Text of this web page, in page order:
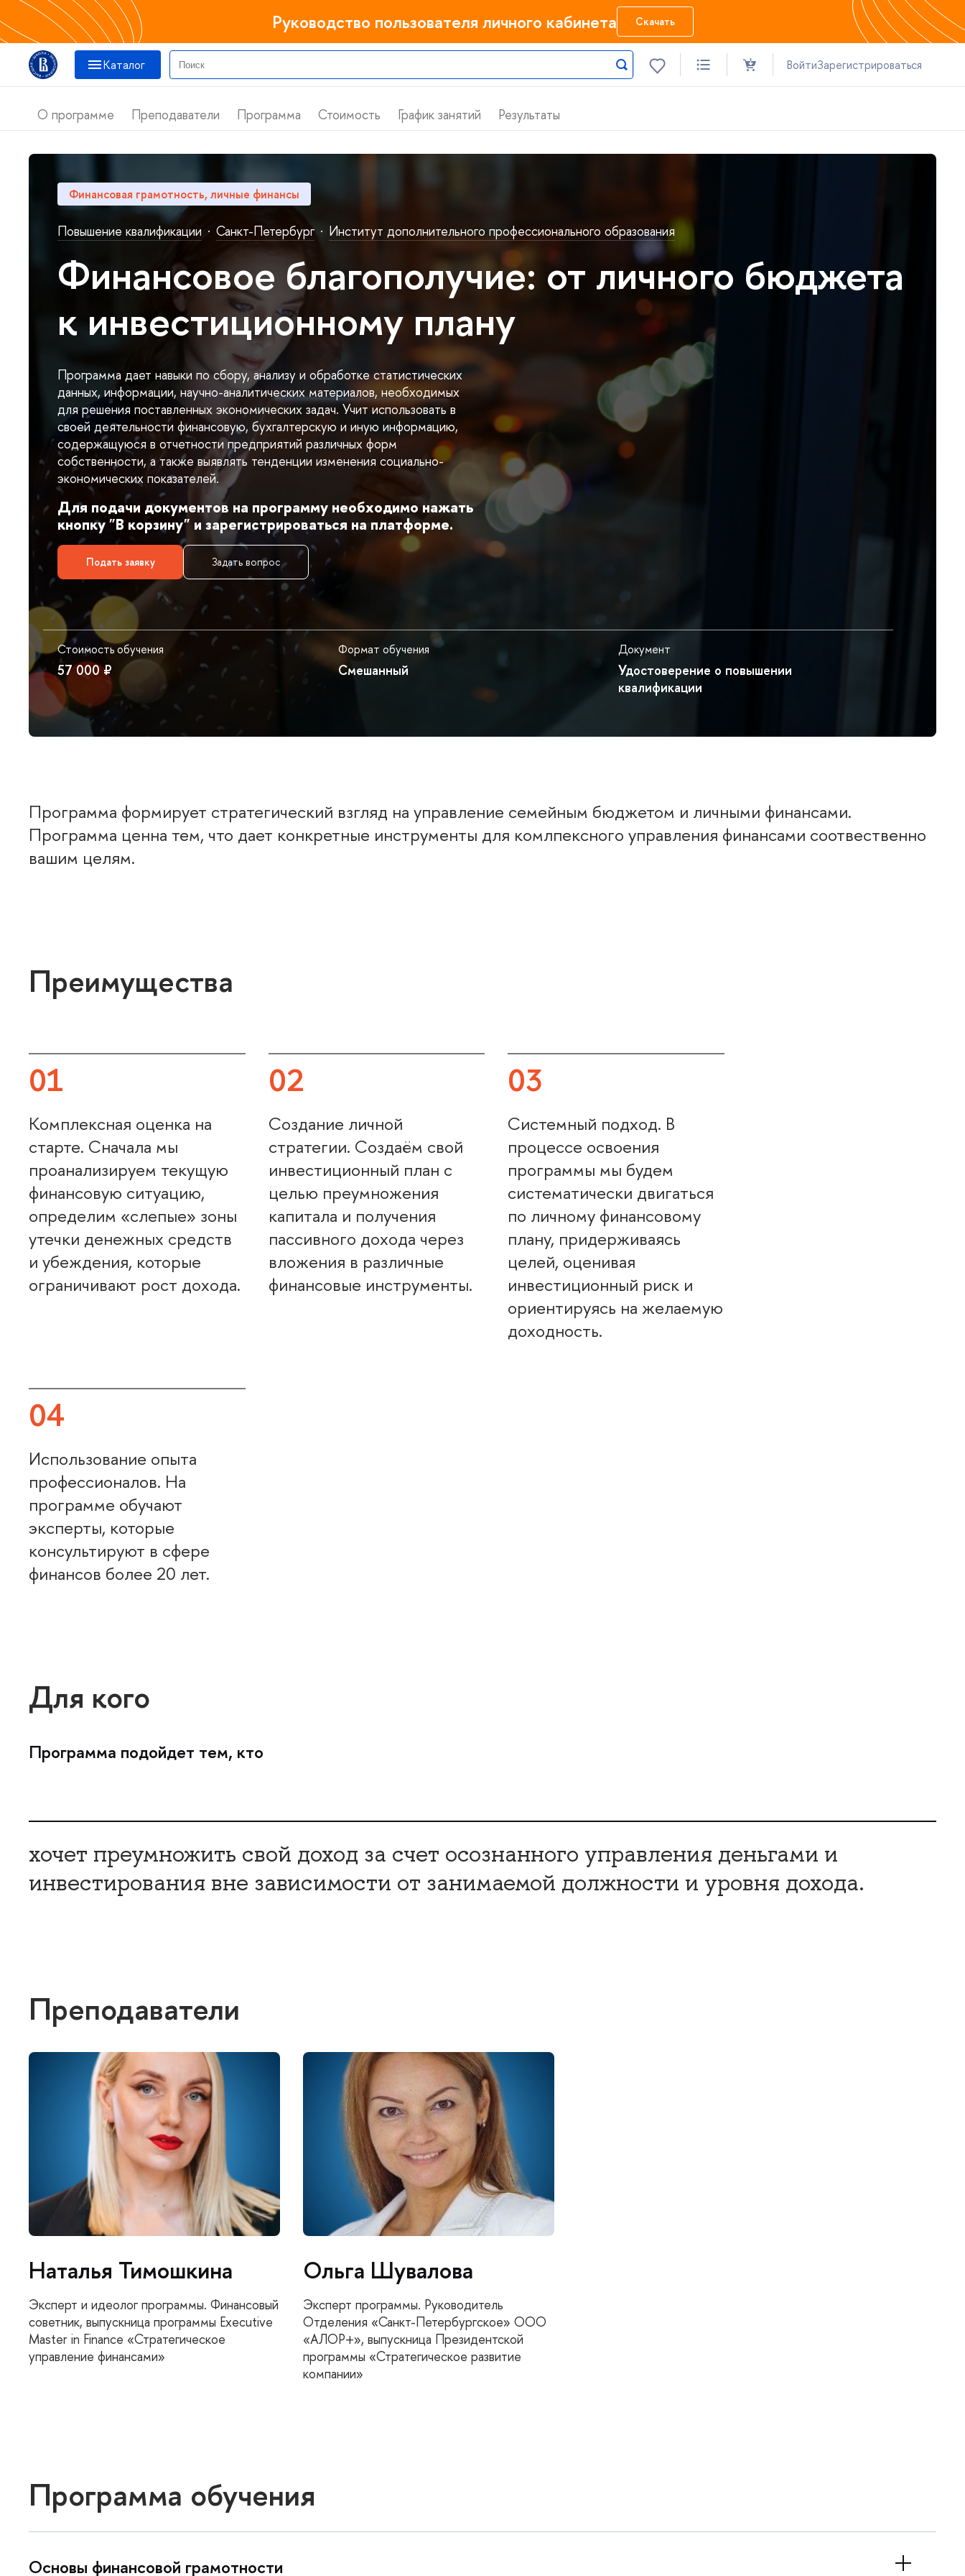
Руководство пользователя личного кабинета Скачать
Катало ойтиЗарегистрироваться
О программе Преподаватели Программа Стоимость График занятий Результаты
Финансовая грамотность, личные финансы
Повышение квалификации · Санкт-Петербур · Институт дополнительного профессионального образования
Финансовое благополучие: от личного бюджета
к инвестиционному плану
Программа дает навыки по сбору, анализу и обработке статистических
данных, информации, научно-аналитических материалов, необходимых
для решения поставленных экономических задач. Учит использовать
своей деятельности финансовую, бухгалтерскую и иную информацию,
содержащуюся в отчетности предприятий различных форм
собственности, а также выявлять тенденции изменения социально-
экономических показателей.
Для подачи документов на программу необходимо нажать
кнопку "В корзину" и зарегистрироваться на платформе.
Подать заявку Задать вопрос
Стоимость обучения
57 000 ₽
Формат обучения
Смешанный
Документ
Удостоверение о повышении
квалификации
Программа формирует стратегический взгляд на управление семейным бюджетом и личными финансами.
Программа ценна тем, что дает конкретные инструменты для комлпексного управления финансами соотвественно
ашим целям.
Преимущества
01
Комплексная оценка на
старте. Сначала мы
проанализируем текущую
финансовую ситуацию,
определим «слепые» зоны
утечки денежных средст
и убеждения, которые
ограничивают рост дохода.
02
Создание личной
стратегии. Создаём свой
инвестиционный план с
целью преумножения
капитала и получения
пассивного дохода через
ложения в различные
финансовые инструменты.
03
Системный подход.
процессе освоения
программы мы будем
систематически двигаться
по личному финансовому
плану, придерживаясь
целей, оценивая
инвестиционный риск и
ориентируясь на желаемую
доходность.
04
Использование опыта
профессионалов. На
программе обучают
эксперты, которые
консультируют в сфере
финансов более 20 лет.
Для кого
Программа подойдет тем, кто
хочет преумножить свой доход за счет осознанного управления деньгами и
инвестирования вне зависимости от занимаемой должности и уровня дохода.
Преподаватели
Наталья Тимошкина
Эксперт и идеолог программы. Финансовый
советник, выпускница программы Executive
Master in Finance «Стратегическое
управление финансами»
Ольга Шувалова
Эксперт программы. Руководитель
Отделения «Санкт-Петербургское» ООО
«АЛОР+», выпускница Президентской
программы «Стратегическое развитие
компании»
Программа обучения
Основы финансовой грамотности